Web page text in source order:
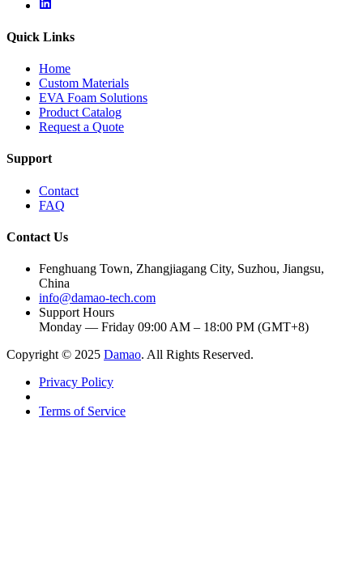
Quick Links
Home
Custom Materials
EVA Foam Solutions
Product Catalog
Request a Quote
Support
Contact
FAQ
Contact Us
Fenghuang Town, Zhangjiagang City, Suzhou, Jiangsu,
China
info@damao-tech.com
Support Hours
Monday — Friday 09:00 AM – 18:00 PM (GMT+8)
Copyright © 2025 Damao. All Rights Reserved.
Privacy Policy
Terms of Service